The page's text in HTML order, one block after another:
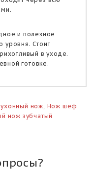
и полезное
уровня. Стоит
в уходе.
готовке.
нож
Нож шеф
нож зубчатый